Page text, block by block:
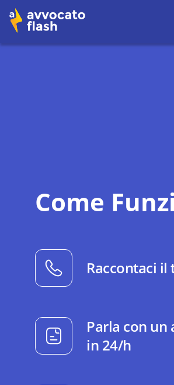
Come
Raccontaci il
Parla con un
in 24/h